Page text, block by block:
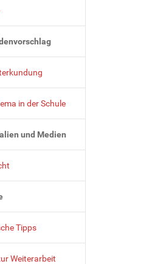
in der Schule
und Medien
Tipps
Weiterarbeit